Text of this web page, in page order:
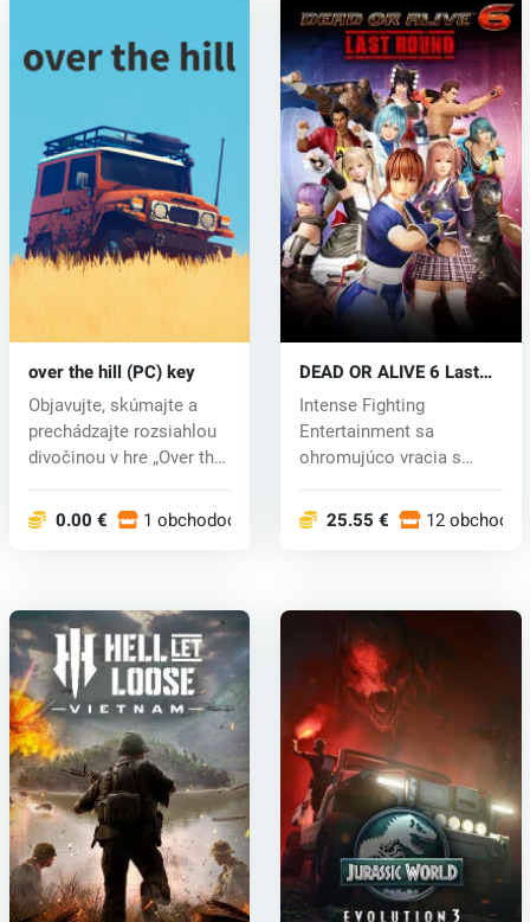
over the hill (PC) key
Objavujte, skúmajte a
prechádzajte rozsiahlou
divočinou v hre „Over the
0.00 € 1 obchodoch
DEAD OR ALIVE 6 Last
Round (PC) key
Intense Fighting
Entertainment sa
ohromujúco vracia s
25.55 € 12